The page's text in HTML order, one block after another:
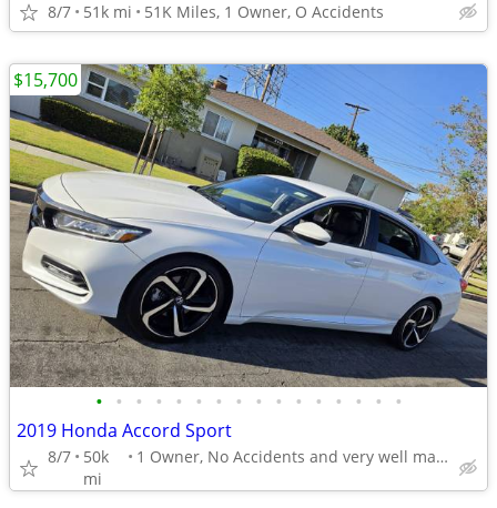
8/7 51k mi 51K Miles, 1 Owner, O Accidents
• • • • • • • • • • • • • • • •
2019 Honda Accord Sport
8/7
50k
mi
1 Owner, No Accidents and very well maintenance
$15,700